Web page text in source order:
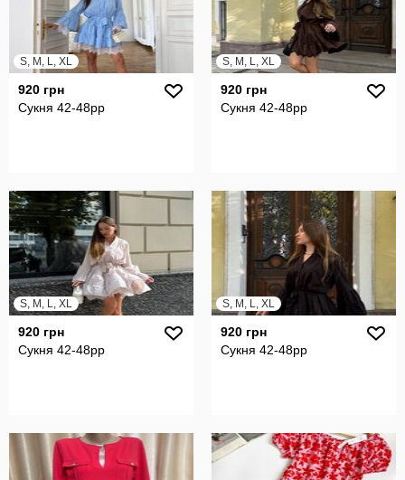
S, M, L, XL
920 грн
Сукня 42-48рр
S, M, L, XL
920 грн
Сукня 42-48рр
S, M, L, XL
920 грн
Сукня 42-48рр
S, M, L, XL
920 грн
Сукня 42-48рр